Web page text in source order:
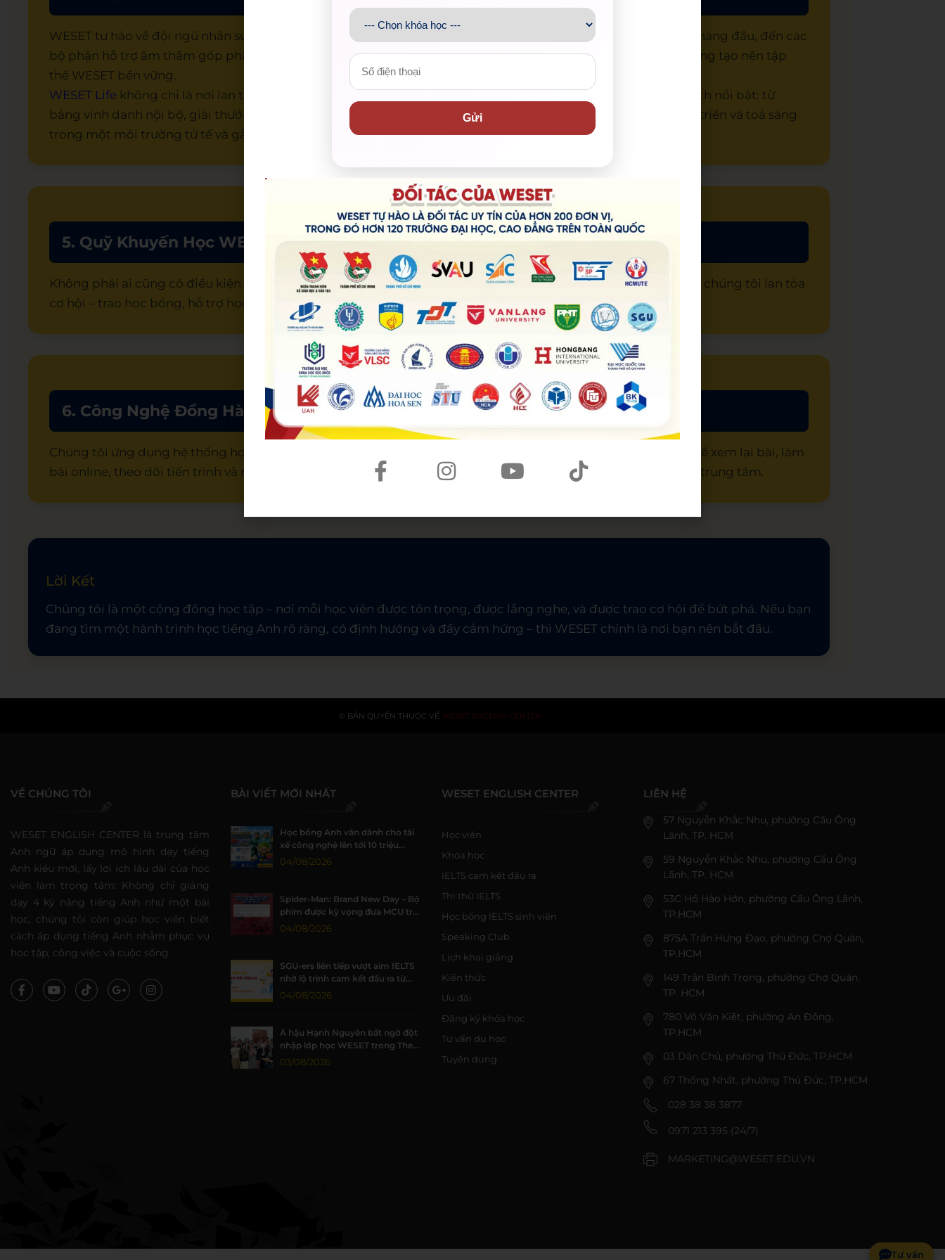
WESET tự hào về đội ngũ nhân sự tận tâm, chuyên nghiệp – từ
luôn đặt sự tiến bộ của học viên lên hàng đầu, đến các
bộ phận hỗ trợ âm thầm góp phần hoàn thiện trải nghiệm học tập. Mỗi cá nhân đều là một mắt xích quan trọng tạo nên tập
thể WESET bền vững.
WESET Life không chỉ là nơi lan tỏa tinh thần tích cực, mà còn là hành trình ghi nhận những nỗ lực và thành tích nổi bật: từ
bảng vinh danh nội bộ, giải thưởng định kỳ, đến lời cảm ơn từ chính học viên. Mỗi cá nhân đều có cơ hội phát triển và toả sáng
trong một môi trường tử tế và gắn kết.
5. Quỹ Khuyến Học WESET – San sẻ để cùng vươn lên
Không phải ai cũng có điều kiện học tốt, nhưng ai cũng xứng đáng được học.Quỹ Khuyến Học WESET
là cách chúng tôi lan tỏa
cơ hội – trao học bổng, hỗ trợ học phí cho những bạn trẻ có khát vọng nhưng hoàn cảnh chưa cho phép.
6. Công Nghệ Đồng Hành – Học mọi lúc, tiến bộ mỗi ngày
Chúng tôi ứng dụng hệ thống học tập hiện đại như
, Cổng thông tin học viên để học viên có thể xem lại bài, làm
bài online, theo dõi tiến trình và nhận phản hồi từ giáo viên bất cứ khi nào. Công nghệ là công cụ – học viên là trung tâm.
Lời Kết
Chúng tôi là một cộng đồng học tập – nơi mỗi học viên được tôn trọng, được lắng nghe, và được trao cơ hội để bứt phá. Nếu bạn
đang tìm một hành trình học tiếng Anh rõ ràng, có định hướng và đầy cảm hứng – thì WESET chính là nơi bạn nên bắt đầu.
© BẢN QUYỀN THUỘC VỀ WESET ENGLISH CENTER
VỀ CHÚNG TÔI
WESET ENGLISH CENTER là trung tâm
Anh ngữ áp dụng mô hình dạy tiếng
Anh kiểu mới, lấy lợi ích lâu dài của học
viên làm trọng tâm: Không chỉ giảng
dạy 4 kỹ năng tiếng Anh như một bài
học, chúng tôi còn giúp học viên biết
cách áp dụng tiếng Anh nhằm phục vụ
học tập, công việc và cuộc sống.
BÀI VIẾT MỚI NHẤT
Học bổng Anh văn dành cho tài
xế công nghệ lên tới 10 triệu
đồng tại WESET
04/08/2026
Spider-Man: Brand New Day – Bộ
phim được kỳ vọng đưa MCU trở
lại thời kỳ đỉnh cao
04/08/2026
SGU-ers liên tiếp vượt aim IELTS
nhờ lộ trình cam kết đầu ra từ
WESET
04/08/2026
Á hậu Hạnh Nguyên bất ngờ đột
nhập lớp học WESET trong The
WESET Bestie tập 3
03/08/2026
WESET ENGLISH CENTER
Học viên
Khóa học
IELTS cam kết đầu ra
Thi thử IELTS
Học bổng IELTS sinh viên
Speaking Club
Lịch khai giảng
Kiến thức
Ưu đãi
Đăng ký khóa học
Tư vấn du học
Tuyển dụng
LIÊN HỆ
57 Nguyễn Khắc Nhu, phường Cầu Ông
Lãnh, TP. HCM
59 Nguyễn Khắc Nhu, phường Cầu Ông
Lãnh, TP. HCM
53C Hồ Hảo Hớn, phường Cầu Ông Lãnh,
TP.HCM
875A Trần Hưng Đạo, phường Chợ Quán,
TP.HCM
149 Trần Bình Trọng, phường Chợ Quán,
TP. HCM
780 Võ Văn Kiệt, phường An Đông,
TP.HCM
03 Dân Chủ, phường Thủ Đức, TP.HCM
67 Thống Nhất, phường Thủ Đức, TP.HCM
028 38 38 3877
0971 213 395 (24/7)
MARKETING@WESET.EDU.VN
Tư vấn
Gửi